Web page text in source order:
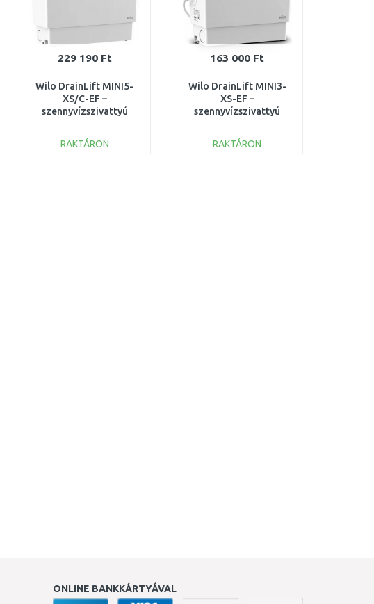
229 190 Ft
Wilo DrainLift MINI5-
XS/C-EF –
szennyvízszivattyú
és kazánhoz 6095129
RAKTÁRON
163 000 Ft
Wilo DrainLift MINI3-
XS-EF –
szennyvízszivattyú
és kádhoz 6095127
RAKTÁRON
ONLINE BANKKÁRTYÁVAL